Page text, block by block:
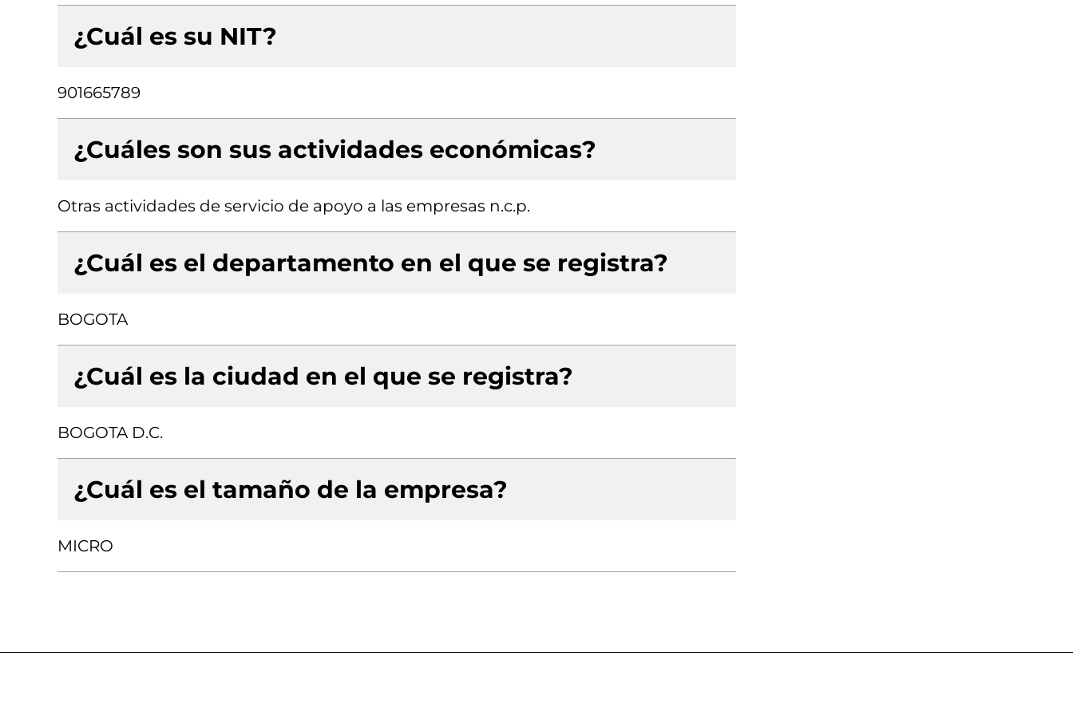
¿Cuál es su NIT?
901665789
¿Cuáles son sus actividades económicas?
Otras actividades de servicio de apoyo a las empresas n.c.p.
¿Cuál es el departamento en el que se registra?
BOGOTA
¿Cuál es la ciudad en el que se registra?
BOGOTA D.C.
¿Cuál es el tamaño de la empresa?
MICRO